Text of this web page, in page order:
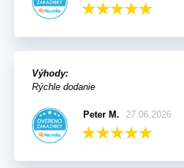
Výhody:
Rýchle dodanie
Peter M. 27.06.2026